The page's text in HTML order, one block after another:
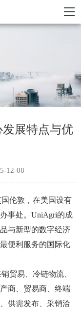
展特点与优
12-08
伦敦，在美国设有
事处。UniAgri的成
与新型的数字经济
便利服务的国际化
贸易、冷链物流、
商、贸易商、终端
供需发布、采销洽